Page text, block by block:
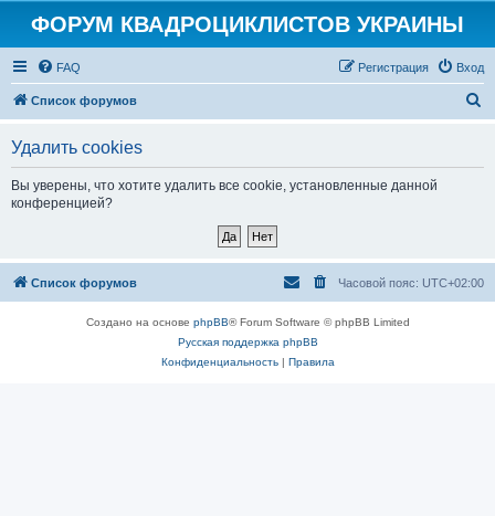
ФОРУМ КВАДРОЦИКЛИСТОВ УКРАИНЫ
FAQ Вход
Регистрация
Список форумов
Удалить cookies
Вы уверены, что хотите удалить все cookie, установленные данной
конференцией?
Список форумов Часовой пояс: UTC+02:00
Создано на основе phpBB® Forum Software © phpBB Limited
Русская поддержка phpBB
Конфиденциальность| Правила